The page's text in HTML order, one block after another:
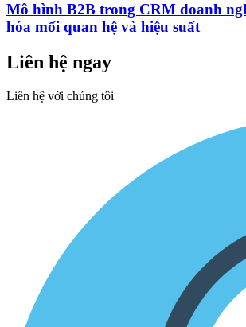
Mô hình B2B trong CRM doanh
hóa mối quan hệ và hiệu suất
Liên hệ ngay
Liên hệ với chúng tôi